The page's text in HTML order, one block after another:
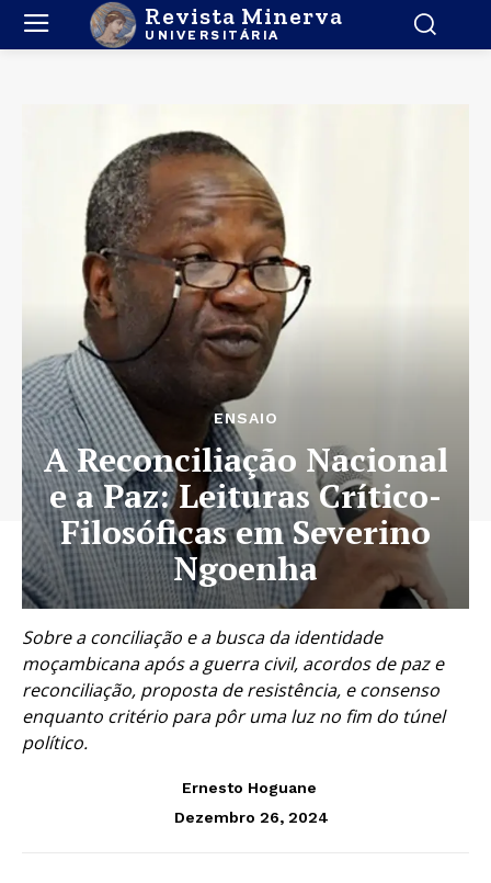
Revista Minerva
UNIVERSITÁRIA
ENSAIO
A Reconciliação Nacional
e a Paz: Leituras Crítico-
Filosóficas em Severino
Ngoenha
Sobre a conciliação e a busca da identidade
moçambicana após a guerra civil, acordos de paz e
reconciliação, proposta de resistência, e consenso
enquanto critério para pôr uma luz no fim do túnel
político.
Ernesto Hoguane
Dezembro 26, 2024